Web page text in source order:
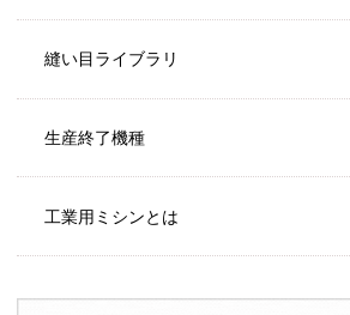
縫い目ライブラリ
生産終了機種
工業用ミシンとは